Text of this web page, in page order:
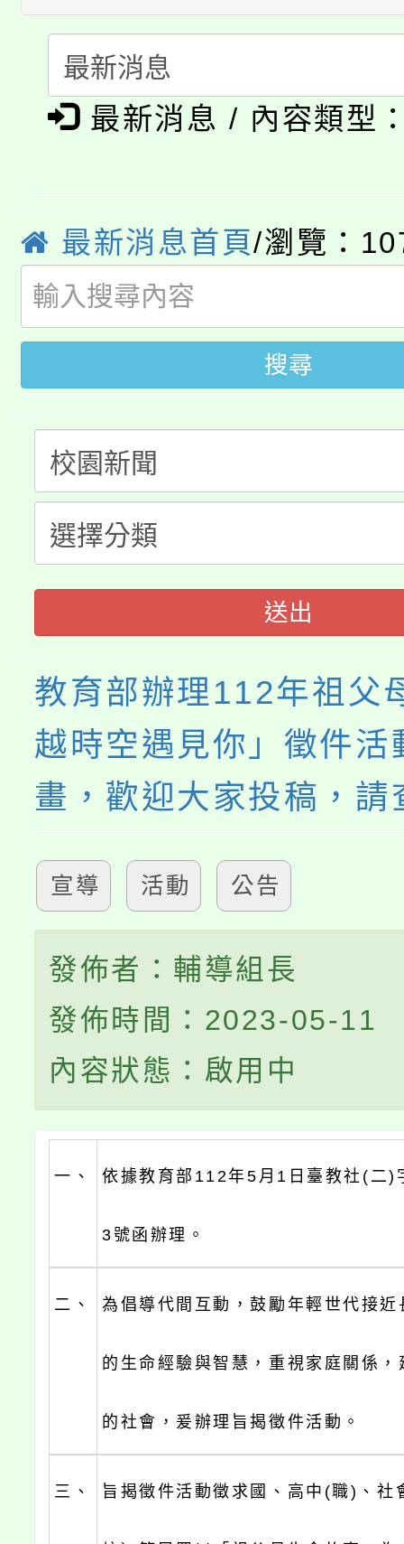
半價優惠，詳情可洽有
者。
份教師增能研習
大溪自造教育及科技中
份教師研習
淨零綠生活教案入校路
會
公告本校115學年度第
徵才活動。
YOUNG桃局內行報名
局官網。
8月14至27日，桃園電
開!
115年桃園市運動會8/
田徑場及游泳池舉行。
桃園市低收入戶享有免
視費優惠，中低收入戶
半價優惠，詳情可洽有
者。
大園自造教育及科技中
份教師增能研習
大溪自造教育及科技中
份教師研習
淨零綠生活教案入校路
會
最新消息 / 內容類型
最新消息首頁/瀏覽：
搜尋
送出
教育部辦理112年祖父
越時空遇見你」徵件活
畫，歡迎大家投稿，請
宣導 活動 公告
發佈者：輔導組長
發佈時間：2023-05-11
內容狀態：啟用中
一、 依據教育部112年5月1日臺教社(二
3號函辦理。
二、 為倡導代間互動，鼓勵年輕世代接
的生命經驗與智慧，重視家庭關係
的社會，爰辦理旨揭徵件活動。
三、 旨揭徵件活動徵求國、高中(職)、社